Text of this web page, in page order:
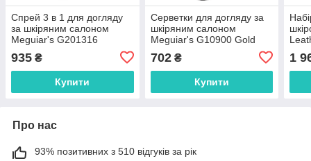
Спрей 3 в 1 для догляду
за шкіряним салоном
Meguiar's G201316
Ultimate Leather Detailer,
473 мл
935 ₴
Купити
Серветки для догляду за
шкіряним салоном
Meguiar's G10900 Gold
Class Rich Leather Wipes,
25 шт.
702₴
Купити
1
Про нас
93% позитивних з 510 відгуків за рік